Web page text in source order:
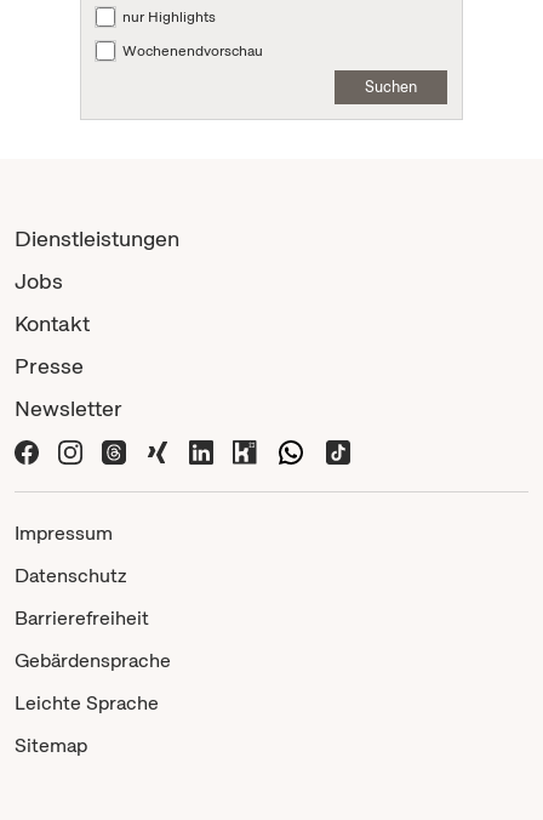
nur Highlights
Wochenendvorschau
Suchen
Dienstleistungen
Jobs
Kontakt
Presse
Newsletter
Impressum
Datenschutz
Barrierefreiheit
Gebärdensprache
Leichte Sprache
Sitemap